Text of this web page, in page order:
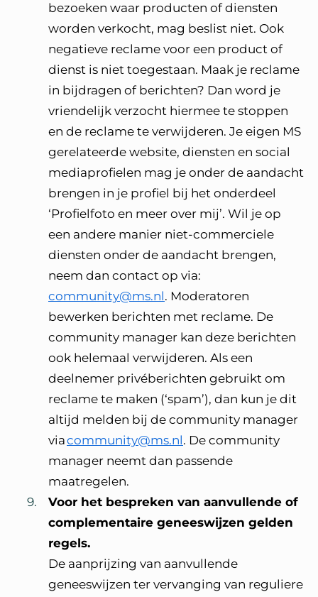
bezoeken waar producten of diensten
worden verkocht, mag beslist niet. Ook
negatieve reclame voor een product of
dienst is niet toegestaan. Maak je reclame
in bijdragen of berichten? Dan word je
vriendelijk verzocht hiermee te stoppen
en de reclame te verwijderen. Je eigen MS
gerelateerde website, diensten en social
mediaprofielen mag je onder de aandacht
brengen in je profiel bij het onderdeel
‘Profielfoto en meer over mij’. Wil je op
een andere manier niet-commerciele
diensten onder de aandacht brengen,
neem dan contact op via:
community@ms.nl. Moderatoren
bewerken berichten met reclame. De
community manager kan deze berichten
ook helemaal verwijderen. Als een
deelnemer privéberichten gebruikt om
reclame te maken (‘spam’), dan kun je dit
altijd melden bij de community manager
viacommunity@ms.nl. De community
manager neemt dan passende
maatregelen.
Voor het bespreken van aanvullende of
complementaire geneeswijzen gelden
regels.
De aanprijzing van aanvullende
geneeswijzen ter vervanging van reguliere